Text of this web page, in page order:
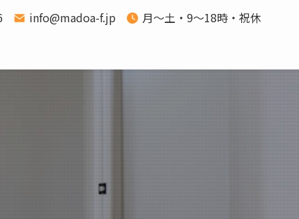
info@madoa-f.jp 月～土・9～18時・祝休